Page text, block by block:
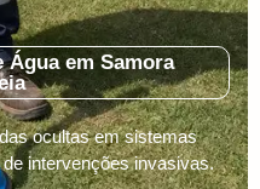
Água em Samora
ocultas em sistemas
intervenções invasivas.